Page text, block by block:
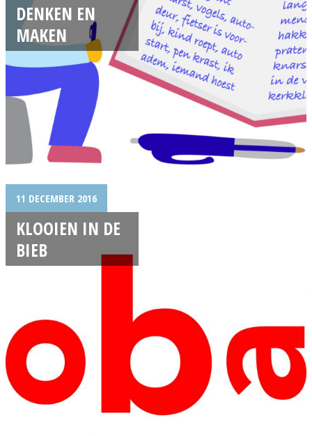
DENKEN EN
MAKEN
11 DECEMBER 2016
KLOOIEN IN DE
BIEB